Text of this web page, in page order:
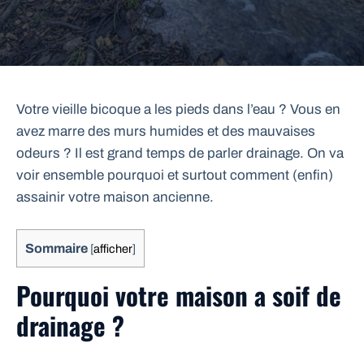
Votre vieille bicoque a les pieds dans l’eau ? Vous en
avez marre des murs humides et des mauvaises
odeurs ? Il est grand temps de parler drainage. On va
voir ensemble pourquoi et surtout comment (enfin)
assainir votre maison ancienne.
Sommaire [afficher]
Pourquoi votre maison a soif de
drainage ?